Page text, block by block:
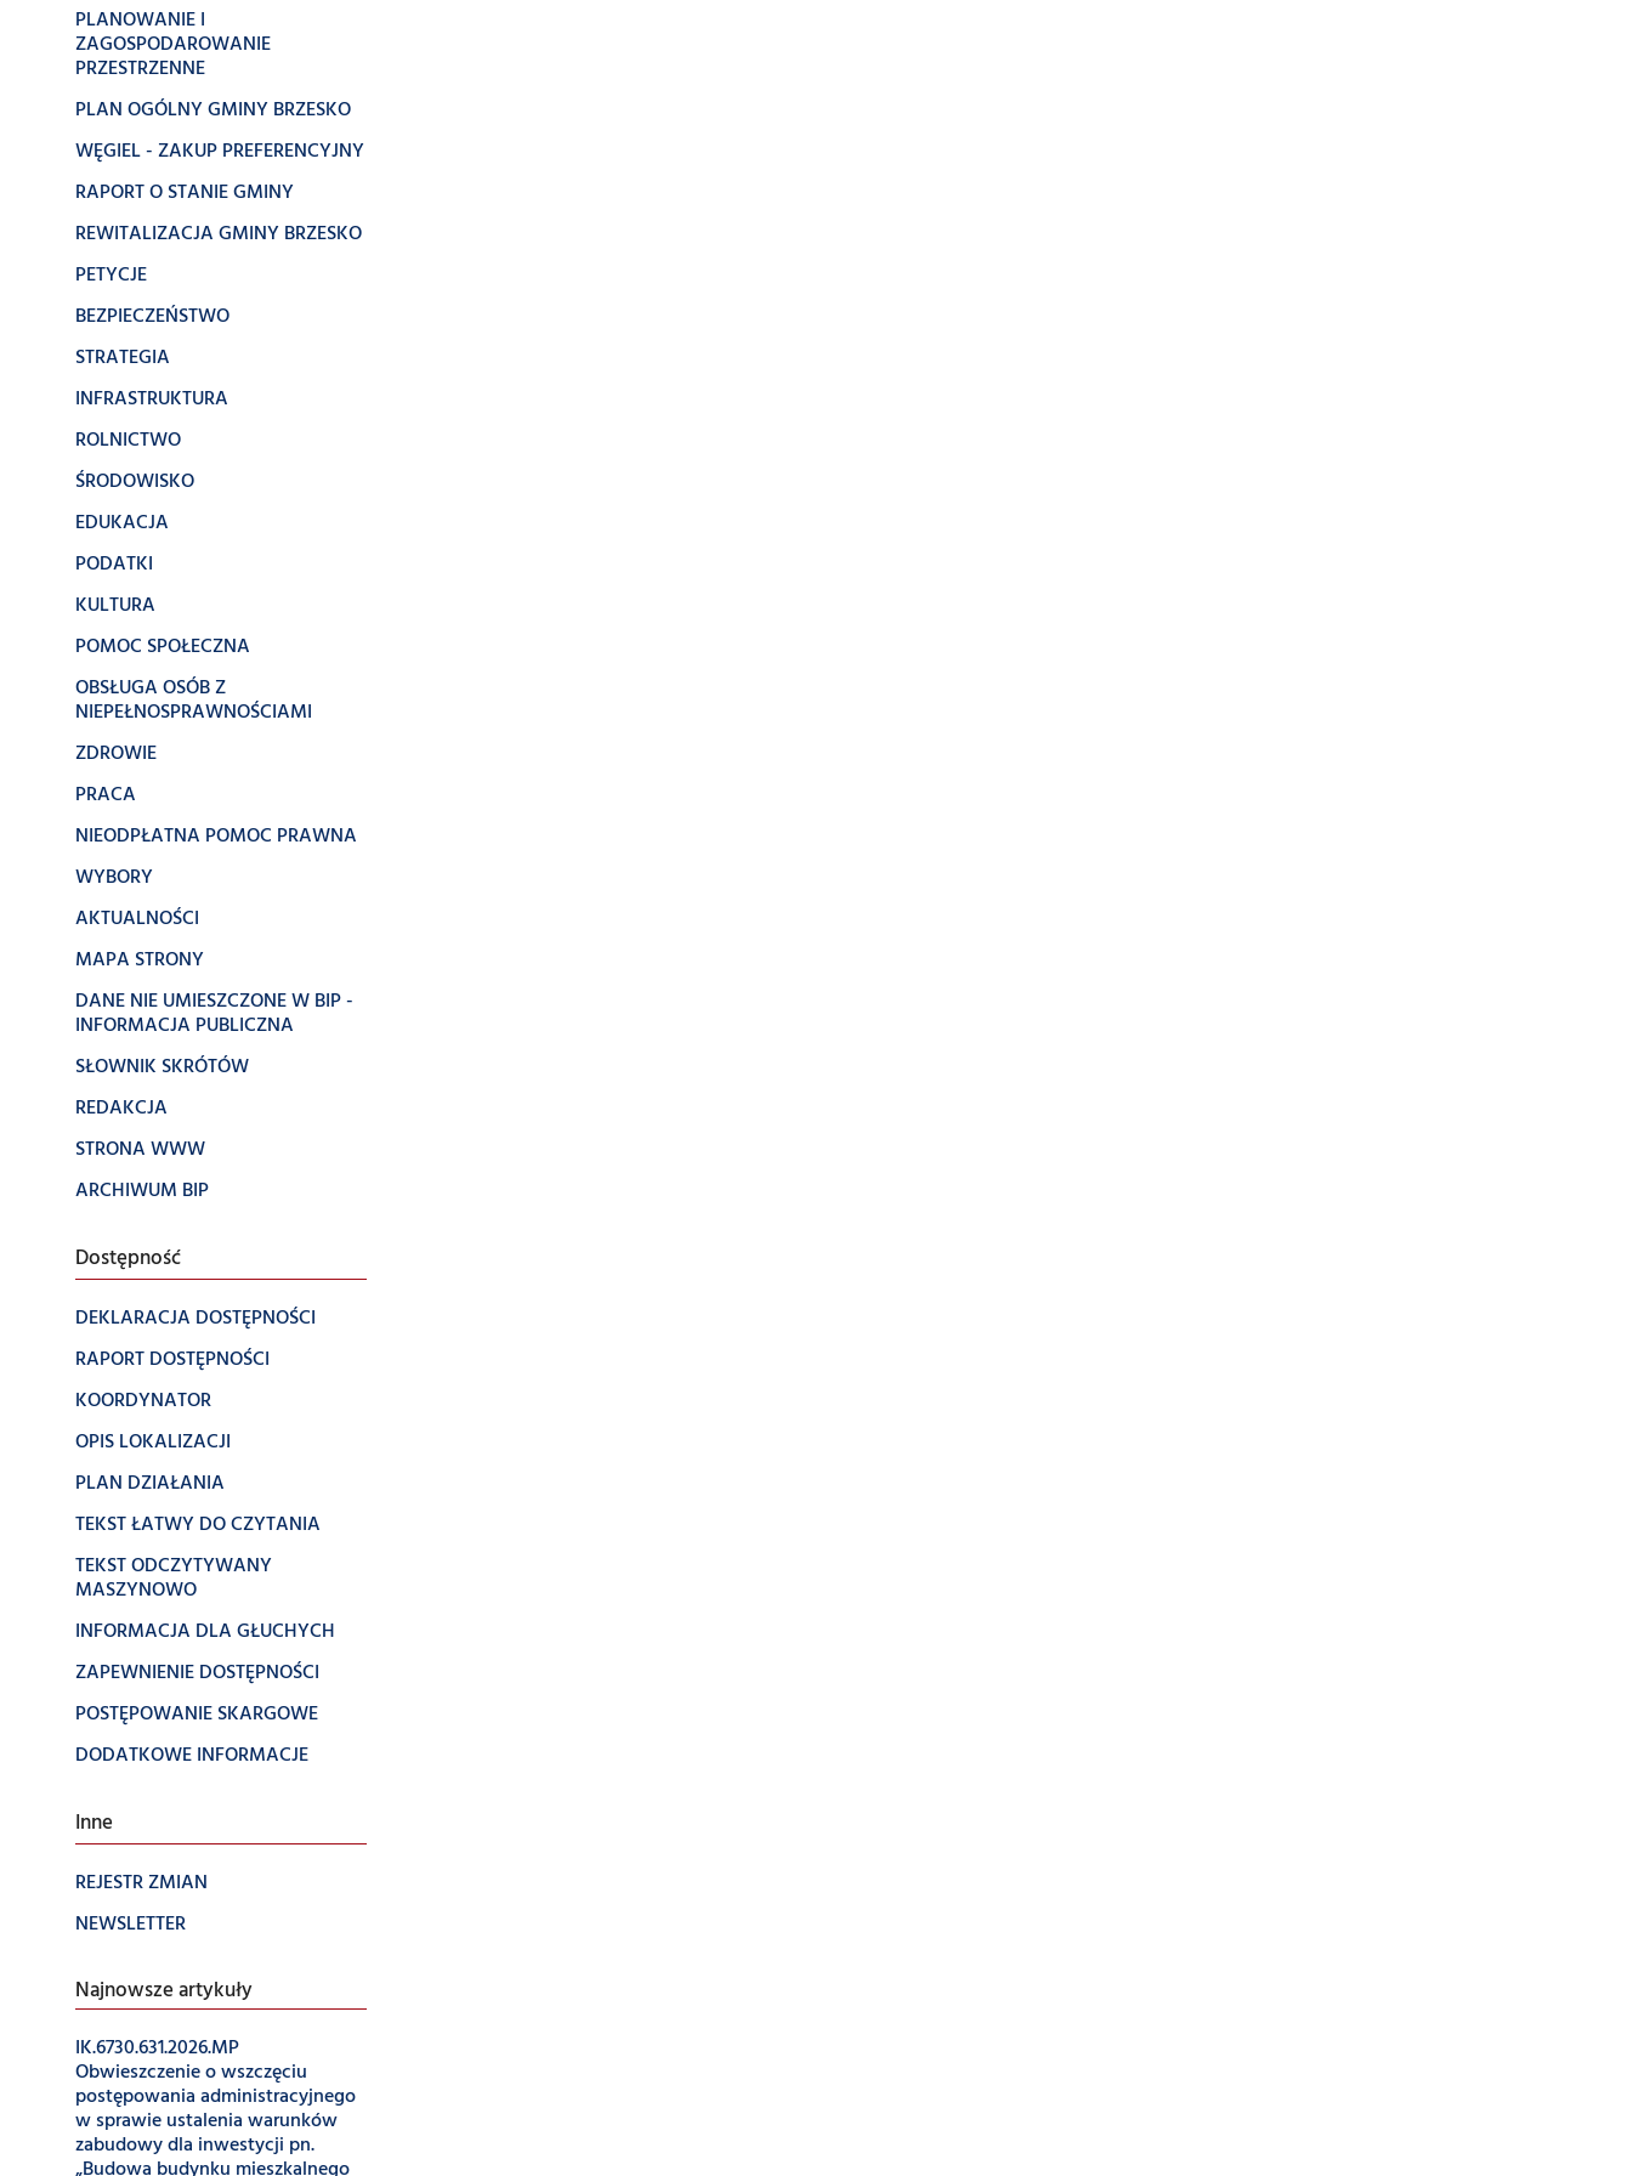
PLANOWANIE I
ZAGOSPODAROWANIE
PRZESTRZENNE
PLAN OGÓLNY GMINY BRZESKO
WĘGIEL - ZAKUP PREFERENCYJNY
RAPORT O STANIE GMINY
REWITALIZACJA GMINY BRZESKO
PETYCJE
BEZPIECZEŃSTWO
STRATEGIA
INFRASTRUKTURA
ROLNICTWO
ŚRODOWISKO
EDUKACJA
PODATKI
KULTURA
POMOC SPOŁECZNA
OBSŁUGA OSÓB Z
NIEPEŁNOSPRAWNOŚCIAMI
ZDROWIE
PRACA
NIEODPŁATNA POMOC PRAWNA
WYBORY
AKTUALNOŚCI
MAPA STRONY
DANE NIE UMIESZCZONE W BIP -
INFORMACJA PUBLICZNA
SŁOWNIK SKRÓTÓW
REDAKCJA
STRONA WWW
ARCHIWUM BIP
Dostępność
DEKLARACJA DOSTĘPNOŚCI
RAPORT DOSTĘPNOŚCI
KOORDYNATOR
OPIS LOKALIZACJI
PLAN DZIAŁANIA
TEKST ŁATWY DO CZYTANIA
TEKST ODCZYTYWANY
MASZYNOWO
INFORMACJA DLA GŁUCHYCH
ZAPEWNIENIE DOSTĘPNOŚCI
POSTĘPOWANIE SKARGOWE
DODATKOWE INFORMACJE
Inne
REJESTR ZMIAN
NEWSLETTER
Najnowsze artykuły
IK.6730.631.2026.MP
Obwieszczenie o wszczęciu
postępowania administracyjnego
w sprawie ustalenia warunków
zabudowy dla inwestycji pn.